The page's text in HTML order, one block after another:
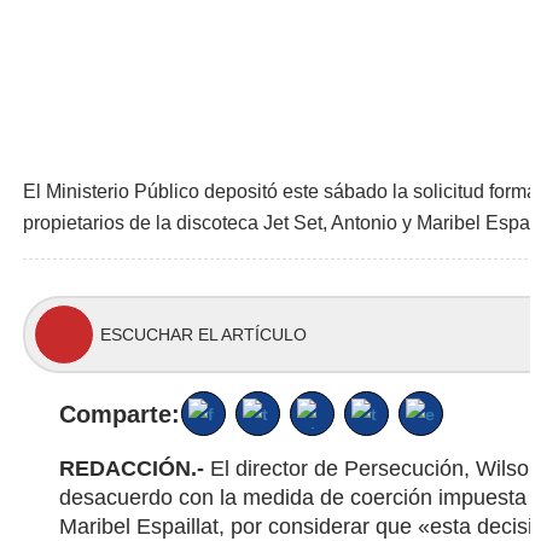
El Ministerio Público depositó este sábado la solicitud
propietarios de la discoteca Jet Set, Antonio y Maribel
ESCUCHAR EL ARTÍCULO
Comparte:
REDACCIÓN.-El director de Persecución,
desacuerdo con la medida de coerción impuesta
Maribel Espaillat, por considerar que «esta